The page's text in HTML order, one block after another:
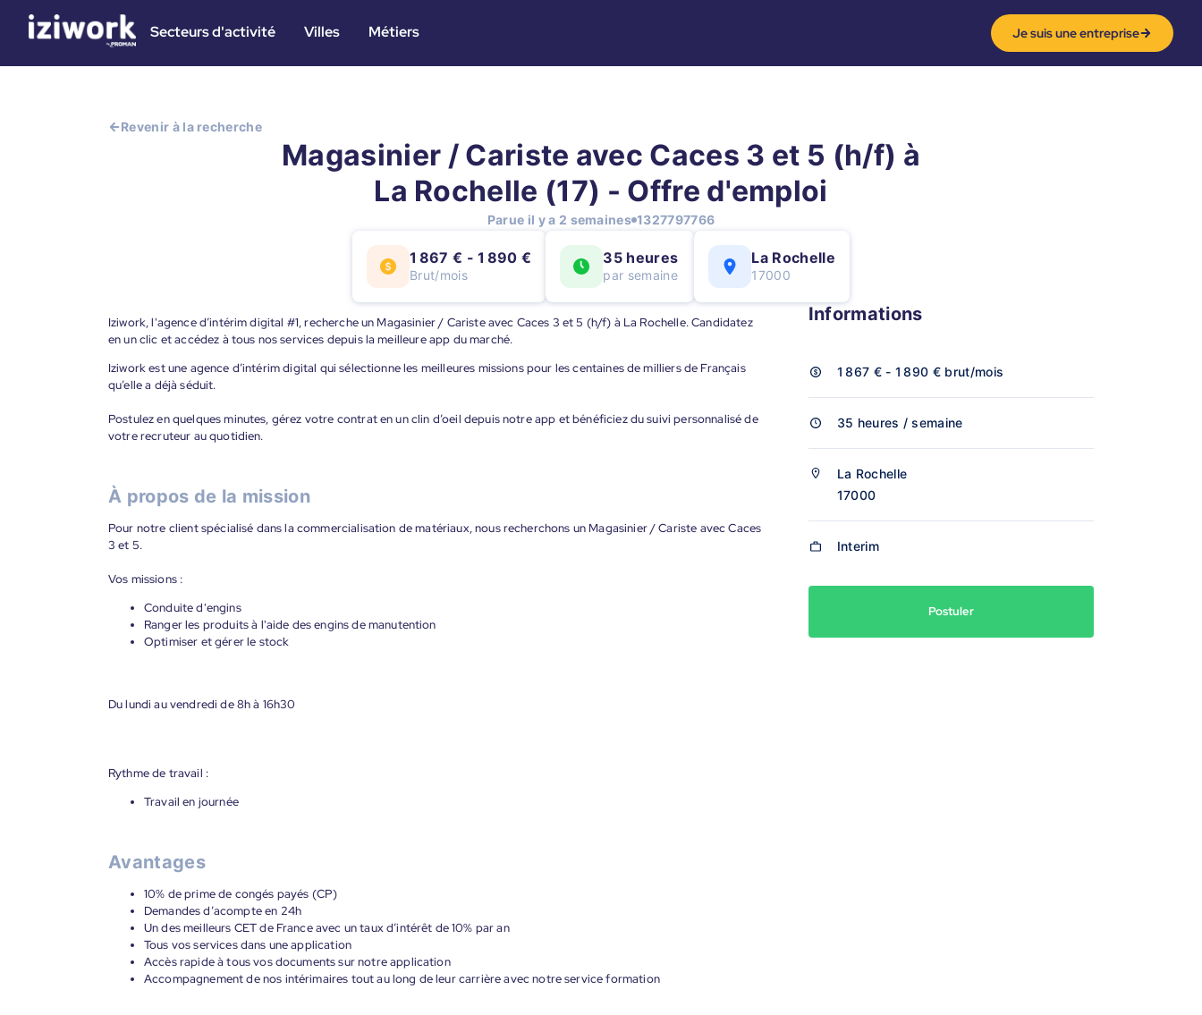
Secteurs d'activité Villes Métiers Je suis une entreprise
Revenir à la recherche
Magasinier / Cariste avec Caces 3 et 5 (h/f) à
La Rochelle (17) - Offre d'emploi
Parue il y a 2 semaines 1327797766
1 867 € - 1 890 €
Brut/mois
35 heures
par semaine
La Rochelle
17000
Iziwork, l'agence d’intérim digital #1, recherche un Magasinier / Cariste avec Caces 3 et 5 (h/f) à La Rochelle. Candidatez
en un clic et accédez à tous nos services depuis la meilleure app du marché.
Iziwork est une agence d’intérim digital qui sélectionne les meilleures missions pour les centaines de milliers de Français
qu’elle a déjà séduit.
Postulez en quelques minutes, gérez votre contrat en un clin d’oeil depuis notre app et bénéficiez du suivi personnalisé de
votre recruteur au quotidien.
À propos de la mission
Pour notre client spécialisé dans la commercialisation de matériaux, nous recherchons un Magasinier / Cariste avec Caces
3 et 5.
Vos missions :
Conduite d'engins
Ranger les produits à l'aide des engins de manutention
Optimiser et gérer le stock
Du lundi au vendredi de 8h à 16h30
Rythme de travail :
Travail en journée
Avantages
10% de prime de congés payés (CP)
Demandes d’acompte en 24h
Un des meilleurs CET de France avec un taux d’intérêt de 10% par an
Tous vos services dans une application
Accès rapide à tous vos documents sur notre application
Accompagnement de nos intérimaires tout au long de leur carrière avec notre service formation
Informations
1 867 € - 1 890 € brut/mois
35 heures / semaine
La Rochelle
17000
Interim
Postuler